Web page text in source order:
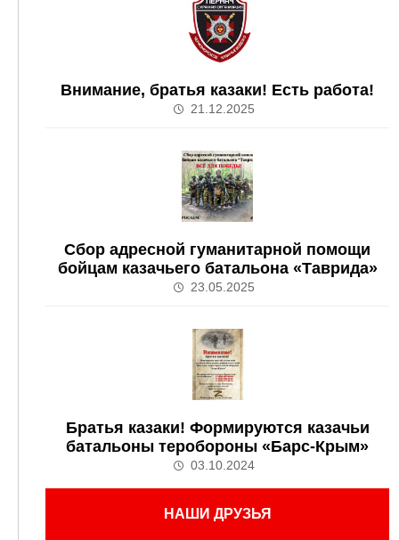
Внимание, братья казаки! Есть работа!
21.12.2025
Сбор адресной гуманитарной помощи
бойцам казачьего батальона «Таврида»
23.05.2025
Братья казаки! Формируются казачьи
батальоны теробороны «Барс-Крым»
03.10.2024
НАШИ ДРУЗЬЯ